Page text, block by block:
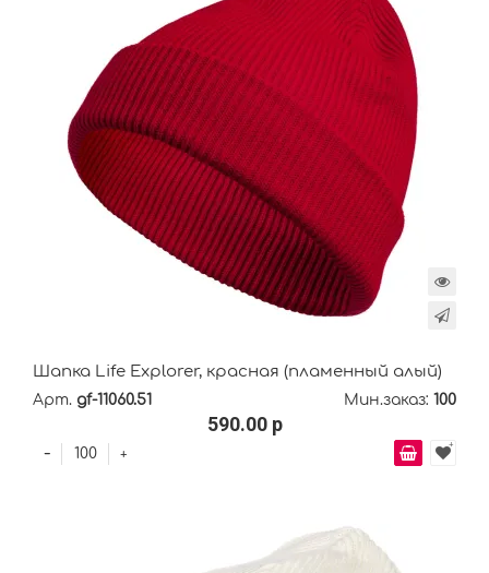
Шапка Life Explorer, красная (пламенный алый)
Арт. gf-11060.51 Мин.заказ: 100
590.00 р
+
-